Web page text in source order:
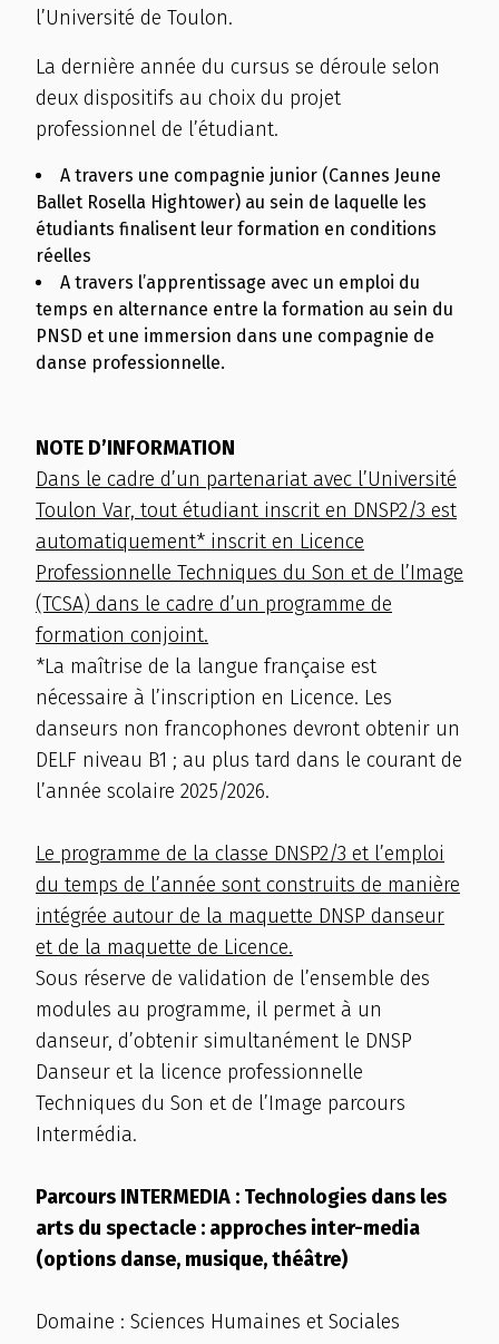
l’Université de Toulon.
La dernière année du cursus se déroule selon
deux dispositifs au choix du projet
professionnel de l’étudiant.
A travers une compagnie junior (Cannes Jeune
Ballet Rosella Hightower) au sein de laquelle les
étudiants finalisent leur formation en conditions
réelles
A travers l’apprentissage avec un emploi du
temps en alternance entre la formation au sein du
PNSD et une immersion dans une compagnie de
danse professionnelle.
NOTE D’INFORMATION
Dans le cadre d’un partenariat avec l’Université
Toulon Var, tout étudiant inscrit en DNSP2/3 est
automatiquement* inscrit en Licence
Professionnelle Techniques du Son et de l’Image
(TCSA) dans le cadre d’un programme de
formation conjoint.
*La maîtrise de la langue française est
nécessaire à l’inscription en Licence. Les
danseurs non francophones devront obtenir un
DELF niveau B1 ; au plus tard dans le courant de
l’année scolaire 2025/2026.
Le programme de la classe DNSP2/3 et l’emploi
du temps de l’année sont construits de manière
intégrée autour de la maquette DNSP danseur
et de la maquette de Licence.
Sous réserve de validation de l’ensemble des
modules au programme, il permet à un
danseur, d’obtenir simultanément le DNSP
Danseur et la licence professionnelle
Techniques du Son et de l’Image parcours
Intermédia.
Parcours INTERMEDIA : Technologies dans les
arts du spectacle : approches inter-media
(options danse, musique, théâtre)
Domaine : Sciences Humaines et Sociales